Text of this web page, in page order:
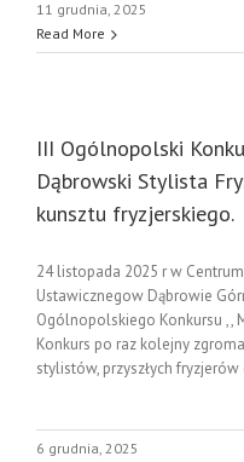
11 grudnia, 2025
Read More
III Ogólnopolski
Dąbrowski Stylista
kunsztu fryzjerskiego.
24 listopada 2025 r w
Ustawicznegow Dąbrowie
Ogólnopolskiego Konkursu ,,
Konkurs po raz kolejny
stylistów, przyszłych
6 grudnia, 2025